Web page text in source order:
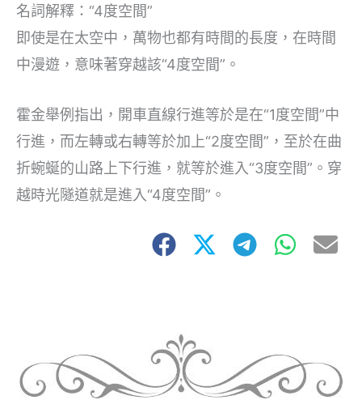
名詞解釋：“4度空間”
即使是在太空中，萬物也都有時間的長度，在時間
中漫遊，意味著穿越該“4度空間”。
霍金舉例指出，開車直線行進等於是在“1度空間”中
行進，而左轉或右轉等於加上“2度空間”，至於在曲
折蜿蜒的山路上下行進，就等於進入“3度空間”。穿
越時光隧道就是進入“4度空間”。